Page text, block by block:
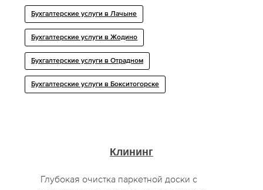
Бухгалтерские услуги в Лачыне
Бухгалтерские услуги в Жодино
Бухгалтерские услуги в Отрадном
Бухгалтерские услуги в Бокситогорске
Клининг
Глубокая очистка паркетной доски с